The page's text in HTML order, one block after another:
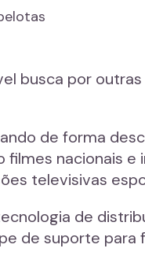
busca por
de forma
filmes nacionais
televisivas
de
de suporte para